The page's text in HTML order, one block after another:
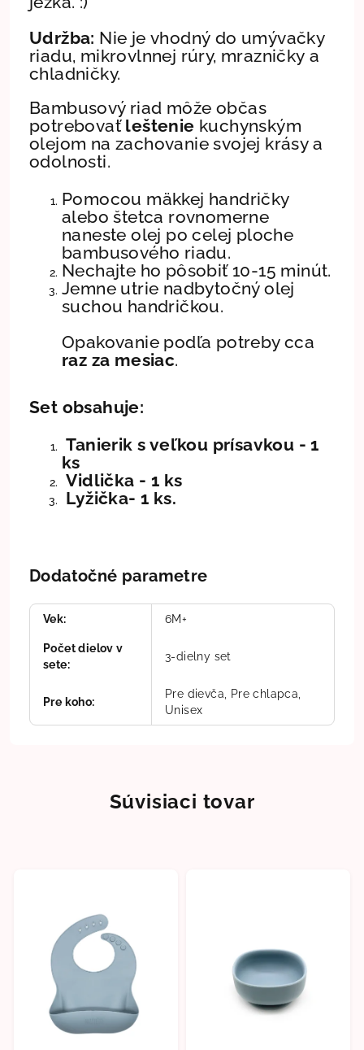
Udržba: Nie je vhodný do umývačky
riadu, mikrovlnnej rúry, mrazničky a
chladničky.
Bambusový riad môže občas
potrebovaťleštenie kuchynským
olejom na zachovanie svojej krásy a
odolnosti.
Pomocou mäkkej handričky
alebo štetca rovnomerne
naneste olej po celej ploche
bambusového riadu.
Nechajte ho pôsobiť 10-15 minút.
Jemne utrie nadbytočný olej
suchou handričkou.
Opakovanie podľa potreby cca
raz za mesiac.
Set obsahuje:
Tanieriks veľkou prísavkou - 1
ks
Vidlička - 1 ks
Lyžička- 1 ks.
Dodatočné parametre
Vek: 6M+
Počet dielov v
sete:
3-dielny set
Pre koho:
Pre dievča, Pre chlapca,
Unisex
Súvisiaci tovar